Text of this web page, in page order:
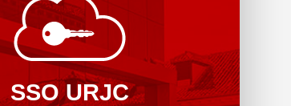
SSO URJC